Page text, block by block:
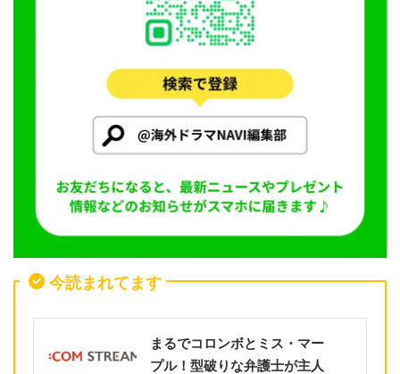
今読まれてます
まるでコロンボとミス・マー
プル！型破りな弁護士が主人